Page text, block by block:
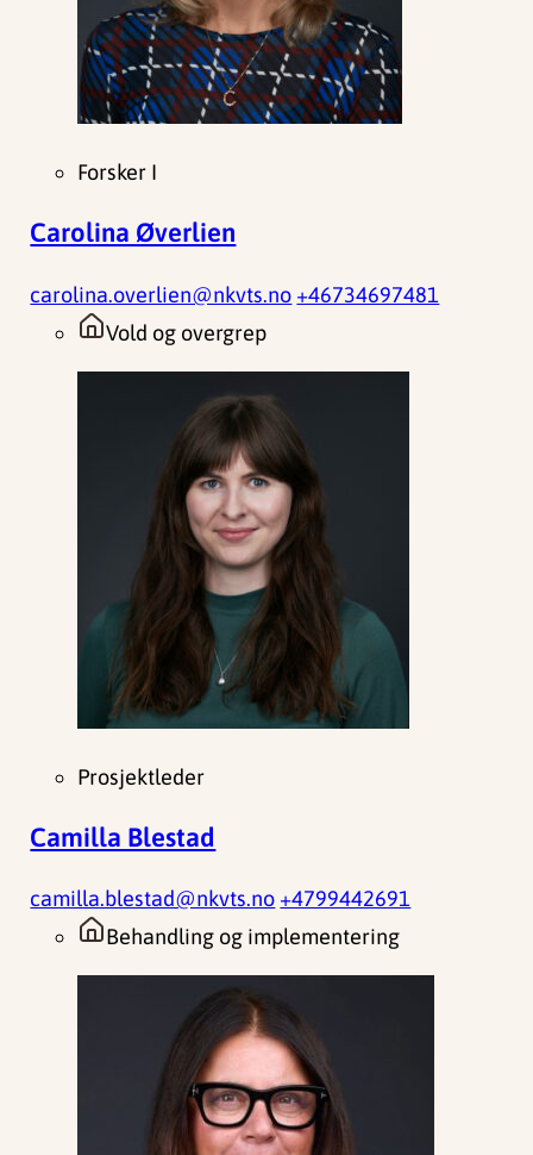
Forsker I
Carolina Øverlien
carolina.overlien@nkvts.no +46734697481
Vold og overgrep
Prosjektleder
Camilla Blestad
camilla.blestad@nkvts.no +4799442691
Behandling og implementering